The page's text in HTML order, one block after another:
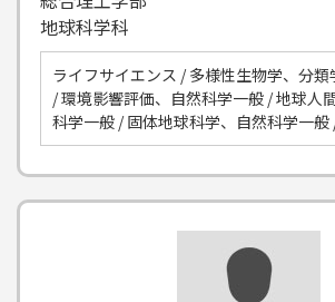
地球科学科
ライフサイエンス / 多様性生物学、分
/ 環境影響評価、自然科学一般 / 地球人
科学一般 / 固体地球科学、自然科学一般